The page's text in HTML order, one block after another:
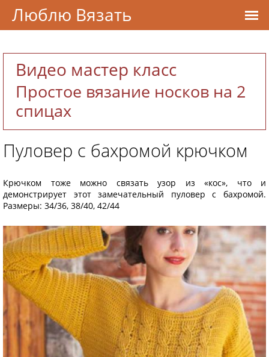
Видео мастер класс
Простое вязание носков на 2
спицах
Пуловер с бахромой крючком
Крючком тоже можно связать узор из «кос», что и
демонстрирует этот замечательный пуловер с бахромой.
Размеры: 34/36, 38/40, 42/44
Люблю Вязать